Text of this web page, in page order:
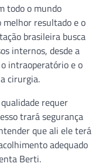
todo o mundo
melhor resultado e o
brasileira busca
internos, desde a
intraoperatório e o
cirurgia.
requer
trará segurança
que ali ele terá
adequado
Berti.